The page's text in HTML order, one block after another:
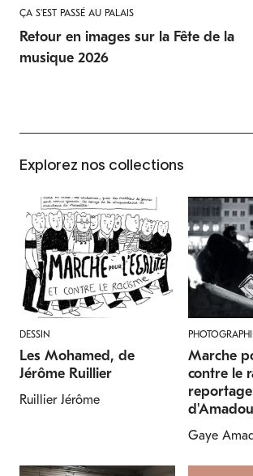
ÇA S'EST PASSÉ AU PALAIS
Retour en images sur la Fête de la
musique 2026
Explorez nos collections
DESSIN
Les Mohamed, de
Jérôme Ruillier
Ruillier Jérôme
Marche
contre le
Gaye